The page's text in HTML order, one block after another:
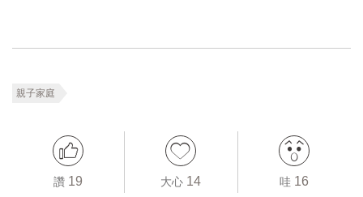
親子家庭
讚 19 大心 14 哇 16